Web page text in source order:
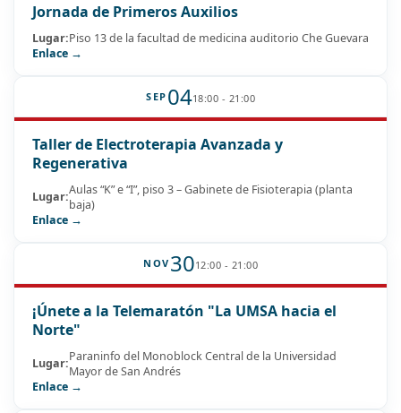
Jornada de Primeros Auxilios
Lugar:Piso 13 de la facultad de medicina auditorio Che Guevara
Enlace →
SEP 0418:00 - 21:00
Taller de Electroterapia Avanzada y
Regenerativa
Lugar:Aulas “K” e “I”, piso 3 – Gabinete de Fisioterapia (planta
baja)
Enlace →
NOV 3012:00 - 21:00
¡Únete a la Telemaratón "La UMSA hacia el
Norte"
Lugar:Paraninfo del Monoblock Central de la Universidad
Mayor de San Andrés
Enlace →